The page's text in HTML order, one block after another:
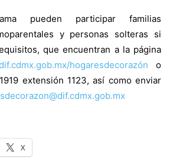
pueden participar familias
y personas solteras si
que encuentran a la página
hogaresdecorazón o
extensión 1123, así como enviar
X